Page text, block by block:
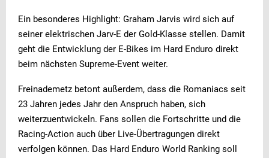
Ein besonderes Highlight: Graham Jarvis wird sich auf
seiner elektrischen Jarv-E der Gold-Klasse stellen. Damit
geht die Entwicklung der E-Bikes im Hard Enduro direkt
beim nächsten Supreme-Event weiter.
Freinademetz betont außerdem, dass die Romaniacs seit
23 Jahren jedes Jahr den Anspruch haben, sich
weiterzuentwickeln. Fans sollen die Fortschritte und die
Racing-Action auch über Live-Übertragungen direkt
verfolgen können. Das Hard Enduro World Ranking soll